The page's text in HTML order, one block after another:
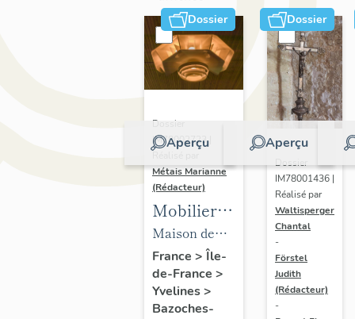
Dossier
Aperçu
Dossier
IM78002723 |
Métais Marianne
(Rédacteur)
Mobilier
de la
maison
Louis
Carré
Maison de
villégiature
dite maison
Louis Carré
France > Île-
de-France >
Yvelines>
Bazoches-
Dossier
Aperçu
Dossier
IM78001436 |
Réalisé par
Waltisperger
Chantal
-
Förstel
Judith
(Rédacteur)
-